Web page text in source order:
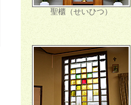
聖櫃（せいひつ）